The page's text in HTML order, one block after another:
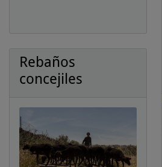
Rebaños
concejiles